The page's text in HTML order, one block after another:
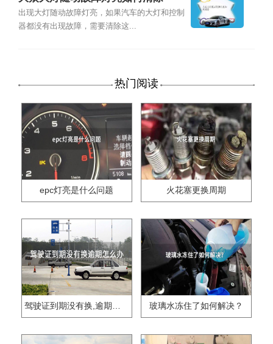
出现大灯随动故障灯亮，如果汽车的大灯和控制
器都没有出现故障，需要清除这...
热门阅读
epc灯亮是什么问题 火花塞更换周期
驾驶证到期没有换,逾期怎么办?? 玻璃水冻住了如何解决？